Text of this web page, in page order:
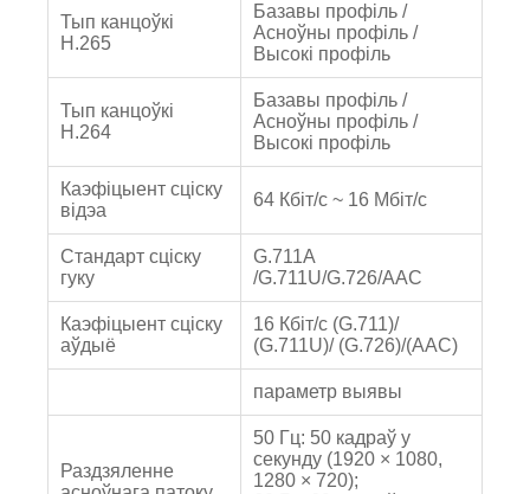
Тып канцоўкі
H.265
Базавы профіль /
Асноўны профіль /
Высокі профіль
Тып канцоўкі
H.264
Базавы профіль /
Асноўны профіль /
Высокі профіль
Каэфіцыент сціску
відэа
64 Кбіт/с ~ 16 Мбіт/с
Стандарт сціску
гуку
G.711A
/G.711U/G.726/AAC
Каэфіцыент сціску
аўдыё
16 Кбіт/с (G.711)/
(G.711U)/ (G.726)/(AAC)
параметр выявы
Раздзяленне
50 Гц: 50 кадраў у
секунду (1920 × 1080,
1280 × 720);